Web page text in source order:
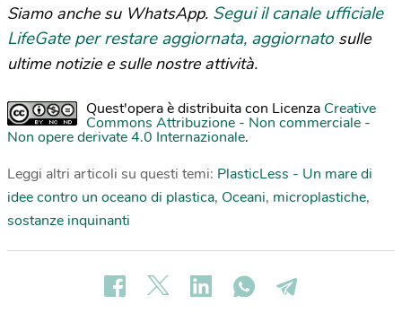
Siamo anche su WhatsApp. Segui il canale ufficiale
LifeGate per restare aggiornata, aggiornato sulle
ultime notizie e sulle nostre attività.
Quest'opera è distribuita con Licenza Creative
Commons Attribuzione - Non commerciale -
Non opere derivate 4.0 Internazionale.
Leggi altri articoli su questi temi: PlasticLess - Un mare di
idee contro un oceano di plastica, Oceani, microplastiche,
sostanze inquinanti